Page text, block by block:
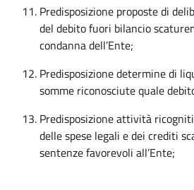
Predisposizione proposte di
del debito fuori bilancio
condanna dell’Ente;
Predisposizione determine di
somme riconosciute quale
Predisposizione attività
delle spese legali e dei crediti
sentenze favorevoli all’Ente;